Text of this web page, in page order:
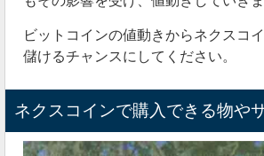
ビットコインの値動きからネクスコ
儲けるチャンスにしてください。
ネクスコインで購入できる物や